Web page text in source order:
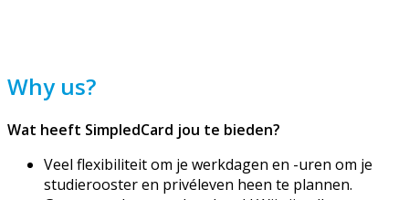
Why us?
Wat heeft SimpledCard jou te bieden?
Veel flexibiliteit om je werkdagen en -uren om je
studierooster en privéleven heen te plannen.